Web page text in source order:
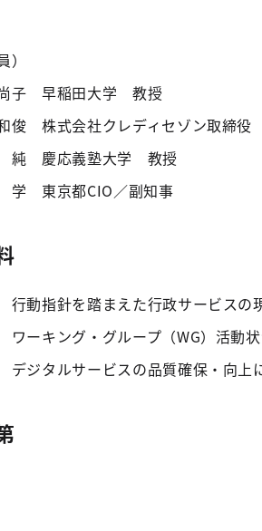
）
子 早稲田大学 教授
株式会社クレディセゾン取締役
慶応義塾大学 教授
東京都CIO／副知事
動指針を踏まえた行政サービスの
ーキング・グループ（WG）活動
ジタルサービスの品質確保・向上